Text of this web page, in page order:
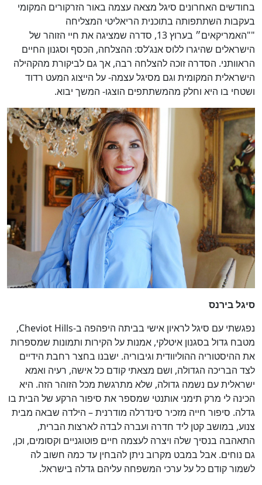
בחודשים האחרונים סיגל מצאה עצמה באור הזרקורים המקומי
בעקבות השתתפותה בתוכנית הריאליטי המצליחה
""האמריקאים״ בערוץ 13, סדרה שמציגה את חיי הזוהר של
הישראלים שהיגרו ללוס אנג’לס: ההצלחה, הכסף וסגנון החיים
הראוותני. הסדרה זוכה להצלחה רבה, אך גם לביקורת מהקהילה
הישראלית המקומית וגם מסיגל עצמה- על הייצוג המעט רדוד
ושטחי בו היא וחלק מהמשתתפים הוצגו- המשך יבוא.
סיגל בירנס
נפגשתי עם סיגל לראיון אישי בביתה היפהפה ב-Cheviot Hills,
מטבח גדול בסגנון איטלקי, אמנות על הקירות ותמונות שמספרות
את ההיסטוריה ההוליוודית וגיבוריה. ישבנו בחצר רחבת הידיים
לצד הבריכה הגדולה, ושם מצאתי קודם כל אישה, רעיה ואמא
ישראלית עם נשמה גדולה, שלא מתרגשת מכל הזוהר הזה. היא
הכינה לי מרק תימני אותנטי שמספר את סיפור הרקע של הבית בו
גדלה. סיפור חייה מזכיר סינדרלה מודרנית – הילדה שבאה מבית
צנוע, במושב קטן ליד חדרה ועברה לבדה לארצות הברית,
התאהבה בנסיך שלה ויצרה לעצמה חיים פוטוגניים וקסומים, וכן,
גם נוחים. אבל במבט מקרוב ניתן להבחין עד כמה חשוב לה
לשמור קודם כל על ערכי המשפחה עליהם גדלה בישראל.